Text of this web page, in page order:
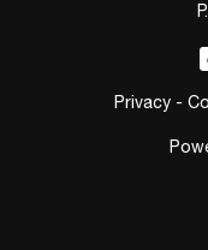
Privacy -